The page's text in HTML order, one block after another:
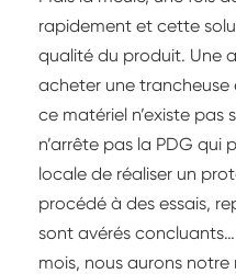
rapidement et cette
qualité du produit. Une
acheter une trancheuse
ce matériel n’existe pas
n’arrête pas la PDG qui
locale de réaliser un
procédé à des essais,
sont avérés
mois, nous aurons